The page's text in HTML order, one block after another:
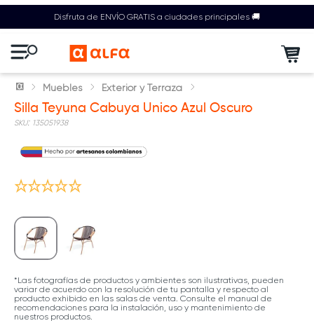
Disfruta de ENVÍO GRATIS a ciudades principales 🚚
Muebles Exterior y Terraza
Silla Teyuna Cabuya Unico Azul Oscuro
: 135051938
*Las fotografías de productos y ambientes son ilustrativas, pueden
variar de acuerdo con la resolución de tu pantalla y respecto al
producto exhibido en las salas de venta. Consulte el manual de
recomendaciones para la instalación, uso y mantenimiento de
nuestros productos.